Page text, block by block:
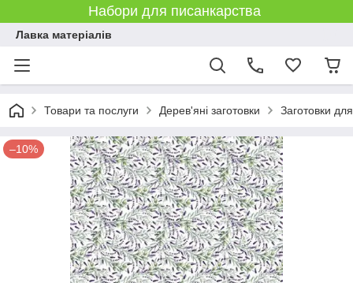
Набори для писанкарства
Лавка матеріалів
Товари та послуги Дерев'яні заготовки Заготовки
–10%